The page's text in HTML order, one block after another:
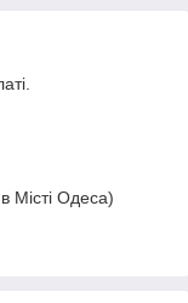
Місті Одеса)